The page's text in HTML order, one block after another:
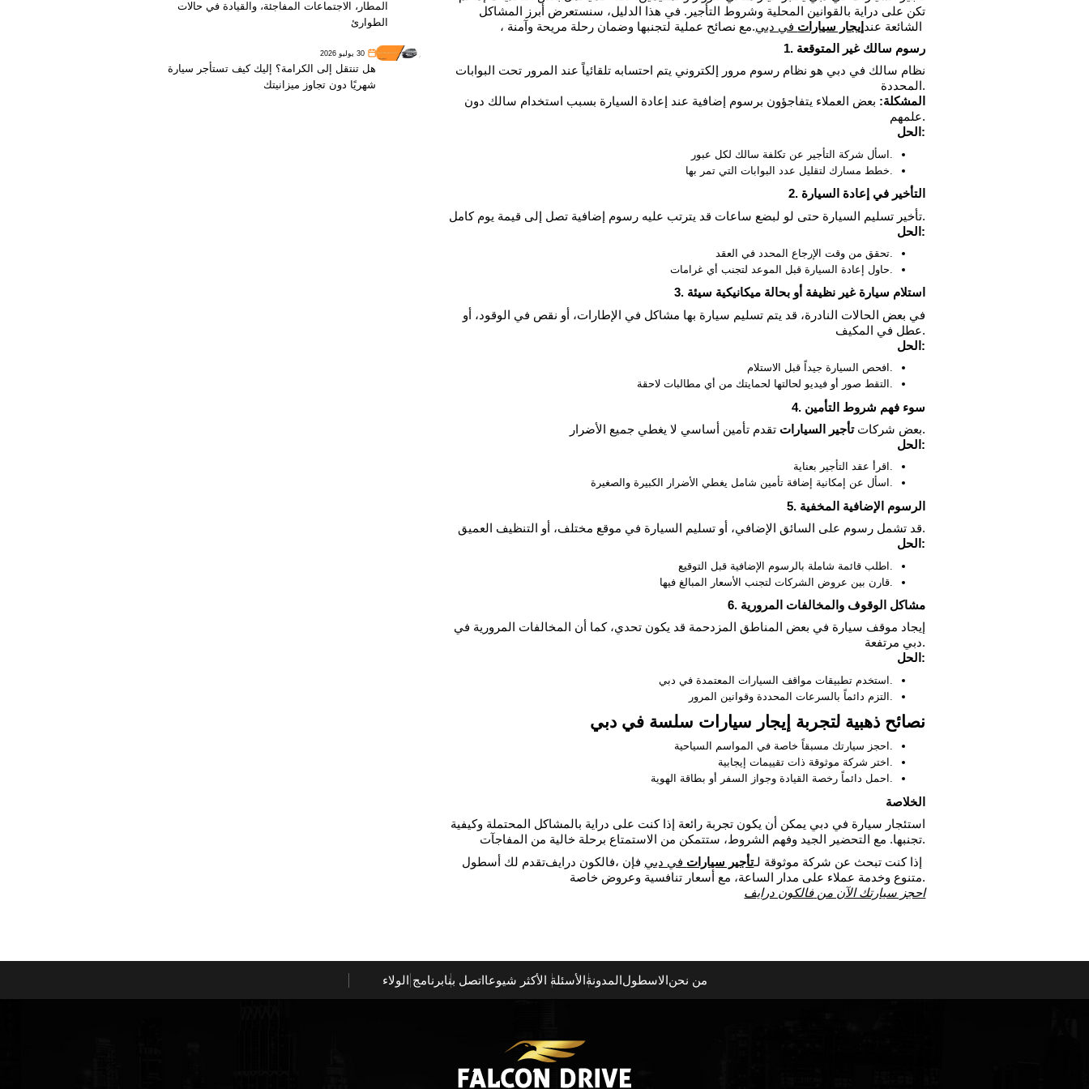
تكن على دراية بالقوانين المحلية وشروط التأجير. في هذا الدليل، سنستعرض أبرز المشاكل
إيجار سيارات في دبي، مع نصائح عملية لتجنبها وضمان رحلة مريحة وآمنة.
1. رسوم سالك غير المتوقعة
نظام سالك في دبي هو نظام رسوم مرور إلكتروني يتم احتسابه تلقائياً عند المرور تحت البوابات
المحددة.
المشكلة: بعض العملاء يتفاجؤون برسوم إضافية عند إعادة السيارة بسبب استخدام سالك دون
علمهم.
الحل:
2. التأخير في إعادة السيارة
تأخير تسليم السيارة حتى لو لبضع ساعات قد يترتب عليه رسوم إضافية تصل إلى قيمة يوم كامل.
الحل:
تحقق من وقت الإرجاع المحدد في العقد.
حاول إعادة السيارة قبل الموعد لتجنب أي غرامات.
3. استلام سيارة غير نظيفة أو بحالة ميكانيكية سيئة
في بعض الحالات النادرة، قد يتم تسليم سيارة بها مشاكل في الإطارات، أو نقص في الوقود، أو
عطل في المكيف.
الحل:
افحص السيارة جيداً قبل الاستلام.
التقط صور أو فيديو لحالتها لحمايتك من أي مطالبات لاحقة.
4. سوء فهم شروط التأمين
بعض شركاتتأجير السيارات
تقدم تأمين أساسي لا يغطي جميع الأضرار.
الحل:
اقرأ عقد التأجير بعناية.
اسأل عن إمكانية إضافة تأمين شامل يغطي الأضرار الكبيرة والصغيرة.
5. الرسوم الإضافية المخفية
قد تشمل رسوم على السائق الإضافي، أو تسليم السيارة في موقع مختلف، أو التنظيف العميق.
الحل:
6. مشاكل الوقوف والمخالفات المرورية
إيجاد موقف سيارة في بعض المناطق المزدحمة قد يكون تحدي، كما أن المخالفات المرورية في
دبي مرتفعة.
الحل:
نصائح ذهبية لتجربة إيجار سيارات سلسة في دبي
احجز سيارتك مسبقاً خاصة في المواسم السياحية.
اختر شركة موثوقة ذات تقييمات إيجابية.
احمل دائماً رخصة القيادة وجواز السفر أو بطاقة الهوية.
الخلاصة
استئجار سيارة في دبي يمكن أن يكون تجربة رائعة إذا كنت على دراية بالمشاكل المحتملة وكيفية
تجنبها. مع التحضير الجيد وفهم الشروط، ستتمكن من الاستمتاع برحلة خالية من المفاجآت.
تأجير سيارات في دبي فالكون درايف
متنوع وخدمة عملاء على مدار الساعة، مع أسعار تنافسية وعروض خاصة.
احجز سيارتك الآن منفالكون درايف
المطار، الاجتماعات المفاجئة، والقيادة في حالات
الطوارئ
30 يوليو 2026
هل تنتقل إلى الكرامة؟ إليك كيف تستأجر سيارة
شهريًا دون تجاوز ميزانيتك
من نحنالاسطولالمدونةالأسئلة الأكثر شيوعااتصل بنابرنامج الولاء